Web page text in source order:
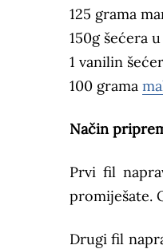
125 grama
150g šećera
1 vanilin
100 grama
Način
Prvi fil
promiješate.
Drugi fil